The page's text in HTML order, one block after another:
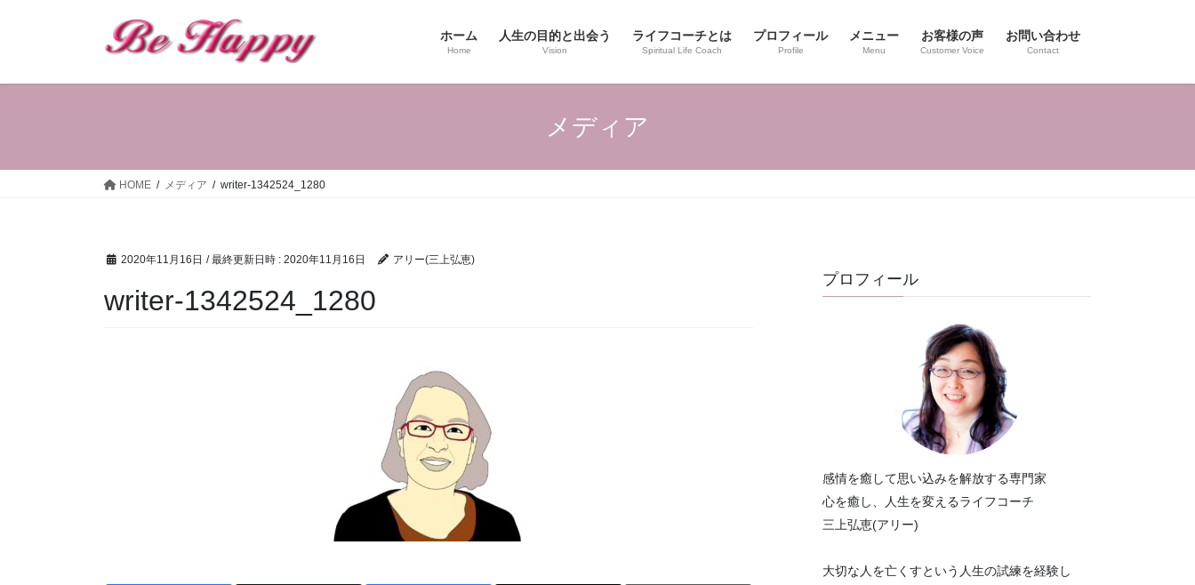
ホーム
Home
人生の目的と出会う
Vision
ライフコーチとは
Spiritual Life Coach
プロフィール
Profile
メニュー
Menu
お客様の声
Customer Voice
お問い合わせ
Contact
メディア
HOME メディア writer-1342524_1280
2020年11月16日 / 最終更新日時 : 2020年11月16日 アリー(三上弘恵)
writer-1342524_1280
プロフィール
感情を癒して思い込みを解放する専門家
心を癒し、人生を変えるライフコーチ
三上弘恵(アリー)
大切な人を亡くすという人生の試練を経験し